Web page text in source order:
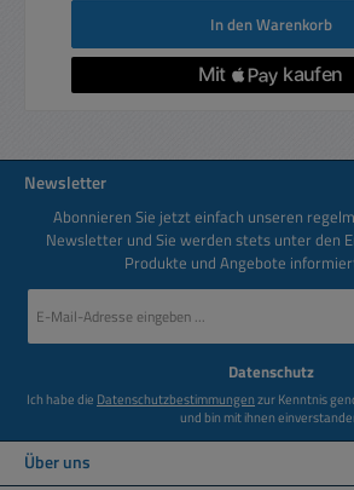
In den Warenkorb
Newsletter
Abonnieren Sie jetzt einfach unseren
Newsletter und Sie werden stets unter den
Produkte und Angebote
Mail-
Datenschutz
Ich habe die Datenschutzbestimmungenzur Kenntnis
und bin mit ihnen
Über uns